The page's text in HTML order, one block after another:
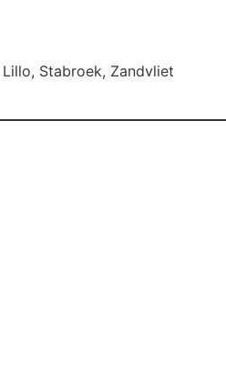
Lillo, Stabroek, Zandvliet